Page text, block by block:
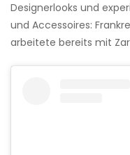
Designerlooks und
und Accessoires:
arbeitete bereits mit